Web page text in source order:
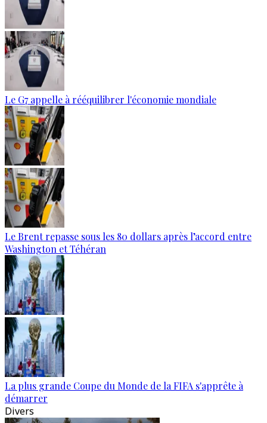
Le G7 appelle à rééquilibrer l'économie mondiale
Le Brent repasse sous les 80 dollars après l’accord entre
Washington et Téhéran
La plus grande Coupe du Monde de la FIFA s'apprête à
démarrer
Divers